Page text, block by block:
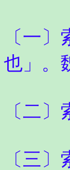
〔一
也」。
〔二
〔三